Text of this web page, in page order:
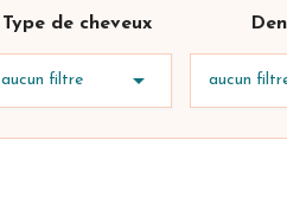
Type de cheveux
aucun filtre  aucun